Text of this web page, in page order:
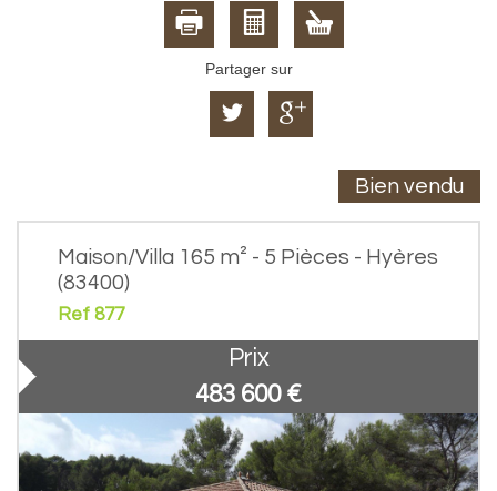
Partager sur
Bien vendu
Maison/Villa 165 m² - 5 Pièces - Hyères
(83400)
Ref 877
Prix
483 600 €